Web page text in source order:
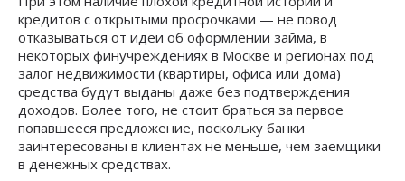
кредитов с открытыми просрочками — не повод
отказываться от идеи об оформлении займа, в
некоторых финучреждениях в Москве и регионах под
залог недвижимости (квартиры, офиса или дома)
средства будут выданы даже без подтверждения
доходов. Более того, не стоит браться за первое
попавшееся предложение, поскольку банки
заинтересованы в клиентах не меньше, чем заемщики
в денежных средствах.